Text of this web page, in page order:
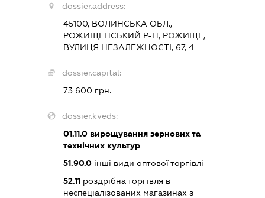
dossier.address:
45100, ВОЛИНСЬКА ОБЛ.,
РОЖИЩЕНСЬКИЙ Р-Н, РОЖИЩЕ,
ВУЛИЦЯ НЕЗАЛЕЖНОСТІ, 67, 4
dossier.capital:
73 600 грн.
dossier.kveds:
01.11.0вирощування зернових та
технічних культур
51.90.0інші види оптової торгівлі
52.11роздрібна торгівля в
неспеціалізованих магазинах з